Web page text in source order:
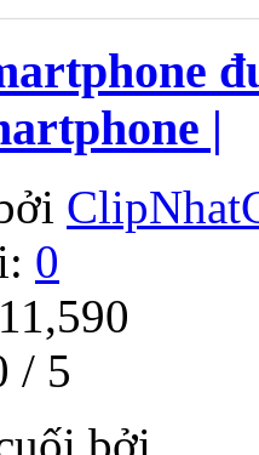
|
0
/ 5
bởi